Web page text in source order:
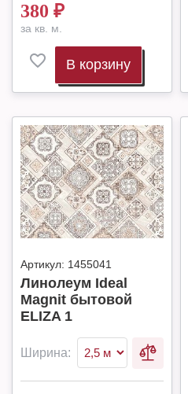
380 ₽
за кв. м.
В корзину
Артикул: 1455041
Линолеум Ideal
Magnit бытовой
ELIZA 1
Ширина: